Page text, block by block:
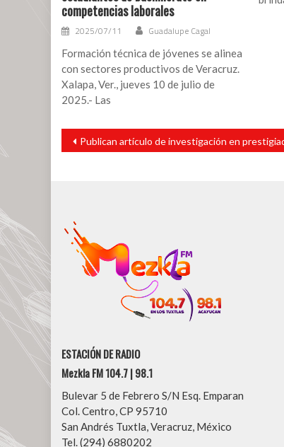
competencias laborales
2025/07/11 Guadalupe Cagal
Formación técnica de jóvenes se alinea
con sectores productivos de Veracruz.
Xalapa, Ver., jueves 10 de julio de
2025.- Las
Navegación
entradas
Publican artículo de investigación en prestigiada revista científica realizado por docente del Instituto Tecnológico Superior de San
ESTACIÓN DE RADIO
Mezkla FM 104.7 | 98.1
Bulevar 5 de Febrero S/N Esq. Emparan
Col. Centro, CP 95710
San Andrés Tuxtla, Veracruz, México
Tel. (294) 6880202